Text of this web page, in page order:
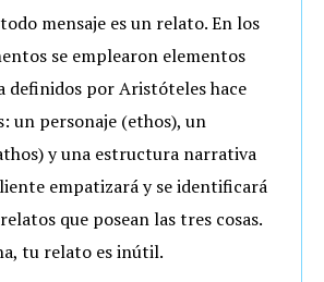
mensaje es un relato. En los
se emplearon elementos
definidos por Aristóteles hace
un personaje (ethos), un
y una estructura narrativa
empatizará y se identificará
que posean las tres cosas.
tu relato es inútil.